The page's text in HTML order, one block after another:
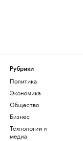
Рубрики
Политика
Экономика
Общество
Бизнес
Технологии и
медиа